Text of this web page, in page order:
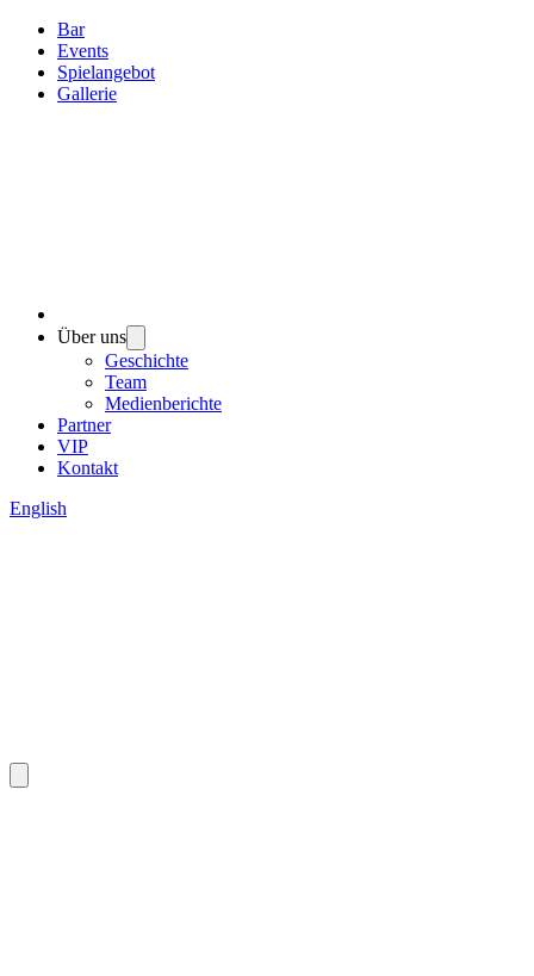
Bar
Events
Spielangebot
Gallerie
Über uns
Geschichte
Team
Medienberichte
Partner
VIP
Kontakt
English